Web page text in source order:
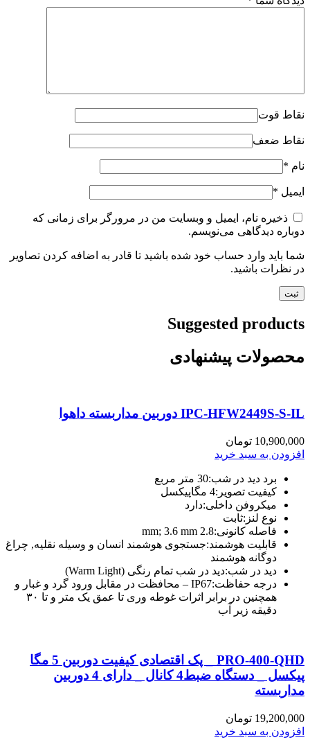
نقاط قوت
نقاط ضعف
نام *
ایمیل *
ذخیره نام، ایمیل و وبسایت من در مرورگر برای زمانی که
دوباره دیدگاهی می‌نویسم.
شما باید وارد حساب خود شده باشید تا قادر به اضافه کردن تصاویر
در نظرات باشید.
Suggested products
محصولات پیشنهادی
IPC-HFW2449S-S-IL دوربین مداربسته داهوا
10,900,000 تومان
افزودن به سبد خرید
برد دید در شب:30 متر مربع
کیفیت تصویر:4 مگاپیکسل
میکروفن داخلی:دارد
نوع لنز:ثابت
فاصله کانونی:2.8 mm; 3.6 mm
قابلیت هوشمند:جستجوی هوشمند انسان و وسیله نقلیه, چراغ
دوگانه هوشمند
دید در شب:دید در شب تمام رنگی (Warm Light)
درجه حفاظت:
IP67 – محافظت در مقابل ورود گرد و غبار و
همچنین در برابر اثرات غوطه وری تا عمق یک متر و تا ۳۰
دقیقه زیر آب
PRO-400-QHD _ پک اقتصادی کیفیت دوربین 5 مگا
پیکسل _ دستگاه ضبط4 کانال _ دارای 4 دوربین
مداربسته
19,200,000 تومان
افزودن به سبد خرید